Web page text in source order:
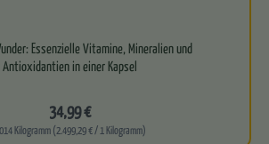
Essenzielle Vitamine, Mineralien und
Antioxidantien in einer Kapsel
34,99 €
Kilogramm (2.499,29 € / 1 Kilogramm)